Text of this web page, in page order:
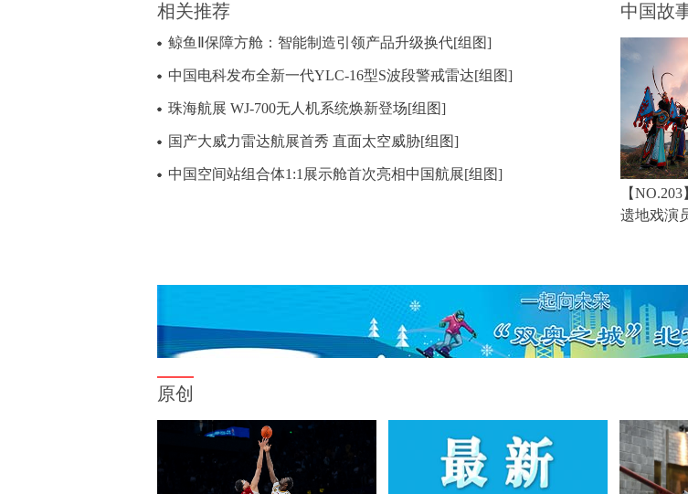
相关推荐
鲸鱼Ⅱ保障方舱：智能制造引领产品升级换代[组图]
中国电科发布全新一代YLC-16型S波段警戒雷达[组图]
珠海航展 WJ-700无人机系统焕新登场[组图]
国产大威力雷达航展首秀 直面太空威胁[组图]
中国空间站组合体1:1展示舱首次亮相中国航展[组图]